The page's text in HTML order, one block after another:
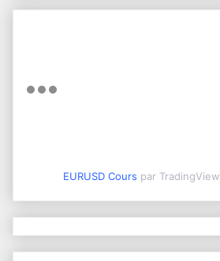
EURUSD Cours par TradingView